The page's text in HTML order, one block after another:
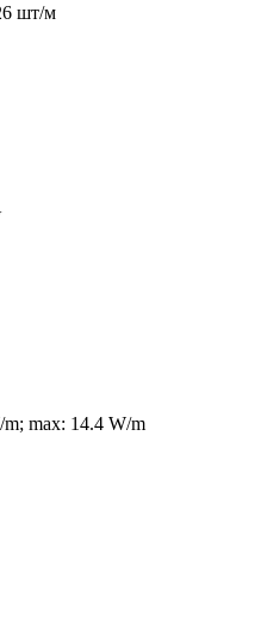
шт/м
max: 14.4 W/m